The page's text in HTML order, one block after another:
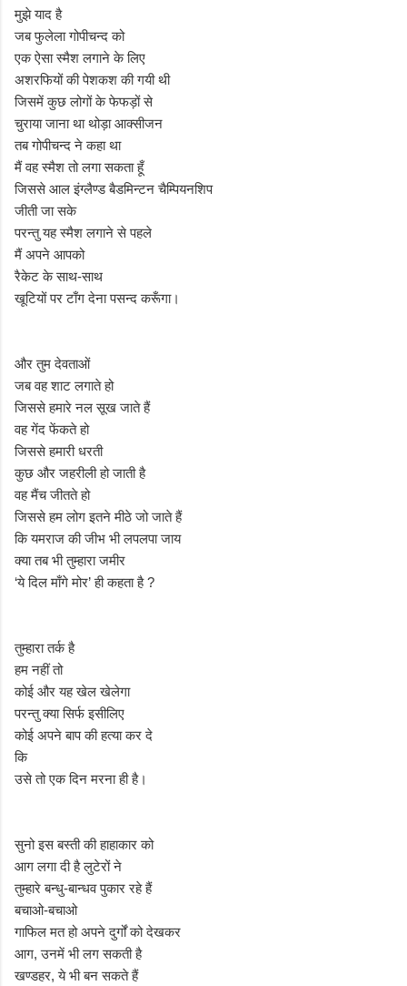
मुझे याद है
जब फुलेला गोपीचन्द को
एक ऐसा स्मैश लगाने के लिए
अशरफियों की पेशकश की गयी थी
जिसमें कुछ लोगों के फेफड़ों से
चुराया जाना था थोड़ा आक्सीजन
तब गोपीचन्द ने कहा था
मैं वह स्मैश तो लगा सकता हूँ
जिससे आल इंग्लैण्ड बैडमिन्टन चैम्पियनशिप
जीती जा सके
परन्तु यह स्मैश लगाने से पहले
मैं अपने आपको
रैकेट के साथ-साथ
खूटियों पर टाँग देना पसन्द करूँगा।
और तुम देवताओं
जब वह शाट लगाते हो
जिससे हमारे नल सूख जाते हैं
वह गेंद फेंकते हो
जिससे हमारी धरती
कुछ और जहरीली हो जाती है
वह मैंच जीतते हो
जिससे हम लोग इतने मीठे जो जाते हैं
कि यमराज की जीभ भी लपलपा जाय
क्या तब भी तुम्हारा जमीर
‘ये दिल माँगे मोर’ ही कहता है ?
तुम्हारा तर्क है
हम नहीं तो
कोई और यह खेल खेलेगा
परन्तु क्या सिर्फ इसीलिए
कोई अपने बाप की हत्या कर दे
कि
उसे तो एक दिन मरना ही है।
सुनो इस बस्ती की हाहाकार को
आग लगा दी है लुटेरों ने
तुम्हारे बन्धु-बान्धव पुकार रहे हैं
बचाओ-बचाओ
गाफिल मत हो अपने दुर्गों को देखकर
आग, उनमें भी लग सकती है
खण्डहर, ये भी बन सकते हैं